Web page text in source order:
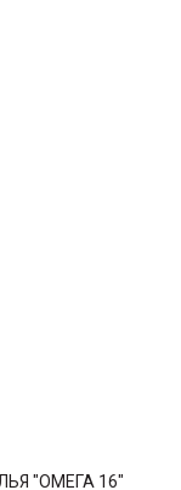
"ОМЕГА 16"